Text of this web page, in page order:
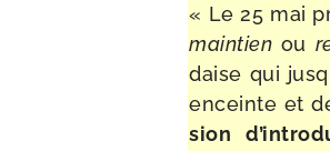
« Le 25 mai
main­tien ou
daise qui
enceinte et
sion